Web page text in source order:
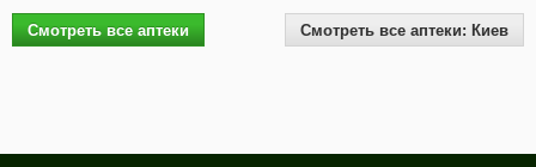
Смотреть все аптеки Смотреть все аптеки: Киев